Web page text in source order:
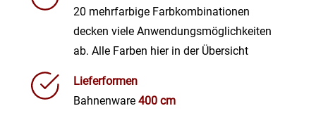
20 mehrfarbige Farbkombinationen
decken viele Anwendungsmöglichkeiten
ab. Alle Farben hier in der Übersicht
Lieferformen
Bahnenware 400 cm